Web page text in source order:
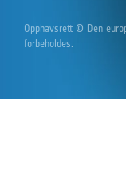
Opphavsrett © Den
forbeholdes.